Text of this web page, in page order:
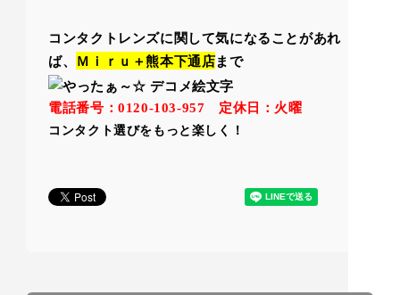
コンタクトレンズに関して気になることがあれ
ば、 Ｍｉｒｕ＋熊本下通店まで
電話番号：0120-103-957 定休日：火曜
コンタクト選びをもっと楽しく！